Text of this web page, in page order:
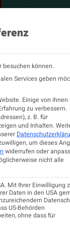
MEINE
besuchen können.
Services geben
Einige von ihnen
zu verbessern.
z. B. für
und Inhalten.
um dieses
widerrufen oder
nicht alle
Mit Ihrer Einwilligung
Daten in den USA
US-Behörden
ohne dass für